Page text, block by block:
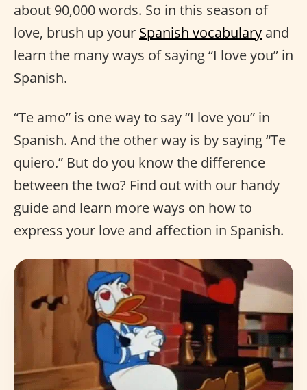
about 90,000 words. So in this season of
love, brush up your Spanish vocabulary and
learn the many ways of saying “I love you” in
Spanish.
“Te amo” is one way to say “I love you” in
Spanish. And the other way is by saying “Te
quiero.” But do you know the difference
between the two? Find out with our handy
guide and learn more ways on how to
express your love and affection in Spanish.